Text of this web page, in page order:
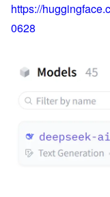
https://
0628